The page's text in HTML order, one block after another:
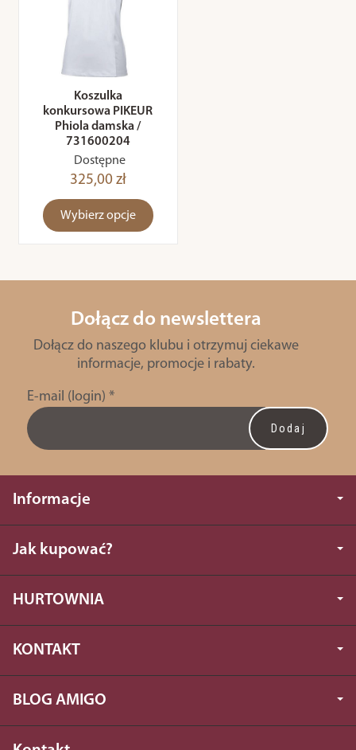
Koszulka
konkursowa PIKEUR
Phiola damska /
731600204
Dostępne
325,00 zł
Wybierz opcje
Dołącz do newslettera
Dołącz do naszego klubu i otrzymuj ciekawe
informacje, promocje i rabaty.
E-mail (login) *
Informacje
Jak kupować?
HURTOWNIA
KONTAKT
BLOG AMIGO